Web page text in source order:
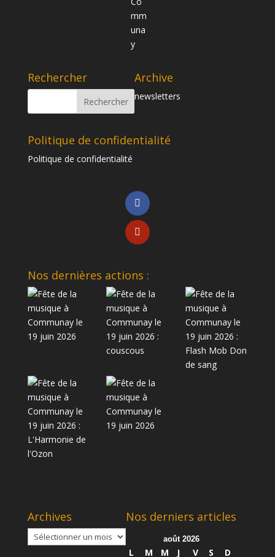
Rechercher Archive
newsletters
Politique de confidentialité
Politique de confidentialité
Nos dernières actions :
Archives
Archives
Nos derniers articles
août 2026
L M M J V S D